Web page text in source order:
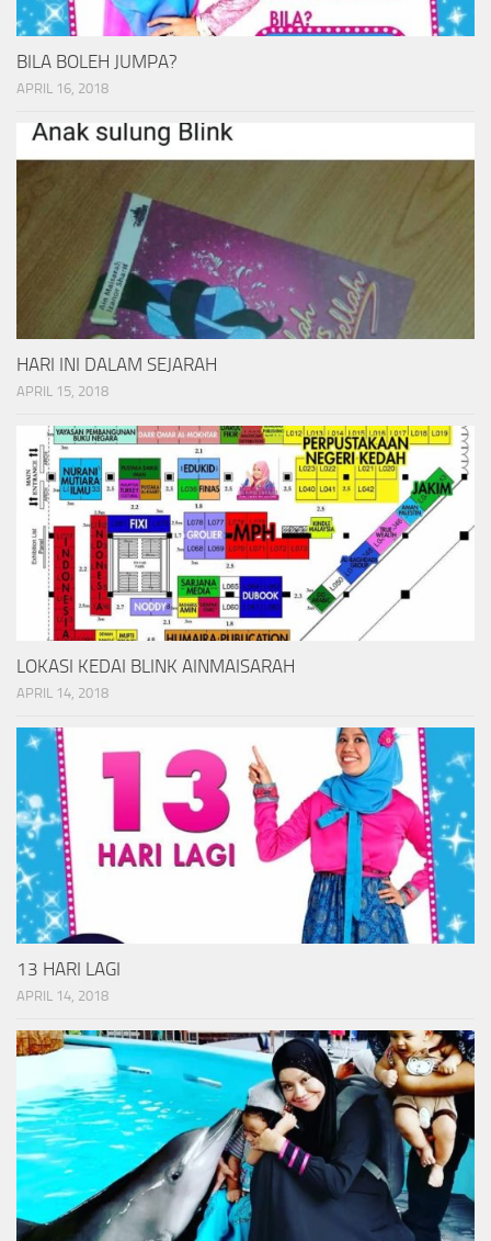
BILA BOLEH JUMPA?
APRIL 16, 2018
HARI INI DALAM SEJARAH
APRIL 15, 2018
LOKASI KEDAI BLINK AINMAISARAH
APRIL 14, 2018
13 HARI LAGI
APRIL 14, 2018